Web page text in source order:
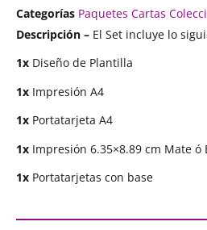
Categorías Paquetes Cartas
Descripción – El Set incluye lo
1x Diseño de Plantilla
1x Impresión A4
1x Portatarjeta A4
1x Impresión 6.35×8.89 cm Mate ó
1x Portatarjetas con base